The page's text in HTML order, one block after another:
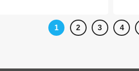
1 2 3 4